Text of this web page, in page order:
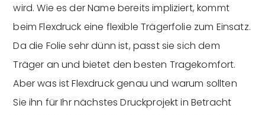
wird. Wie es der Name bereits impliziert, kommt
beim Flexdruck eine flexible Trägerfolie zum Einsatz.
Da die Folie sehr dünn ist, passt sie sich dem
Träger an und bietet den besten Tragekomfort.
Aber was ist Flexdruck genau und warum sollten
Sie ihn für Ihr nächstes Druckprojekt in Betracht